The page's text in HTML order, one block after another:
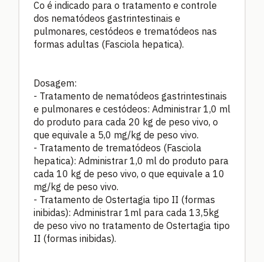
Co é indicado para o tratamento e controle
dos nematódeos gastrintestinais e
pulmonares, cestódeos e trematódeos nas
formas adultas (Fasciola hepatica).
Dosagem:
- Tratamento de nematódeos gastrintestinais
e pulmonares e cestódeos: Administrar 1,0 ml
do produto para cada 20 kg de peso vivo, o
que equivale a 5,0 mg/kg de peso vivo.
- Tratamento de trematódeos (Fasciola
hepatica): Administrar 1,0 ml do produto para
cada 10 kg de peso vivo, o que equivale a 10
mg/kg de peso vivo.
- Tratamento de Ostertagia tipo II (formas
inibidas): Administrar 1ml para cada 13,5kg
de peso vivo no tratamento de Ostertagia tipo
II (formas inibidas).